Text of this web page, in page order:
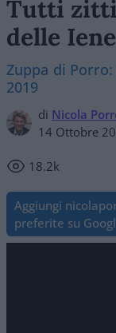
Tutti zitti
delle
Zuppa di
2019
di Nicola
14 Ottobre
18.2k
Aggiungi
preferite su